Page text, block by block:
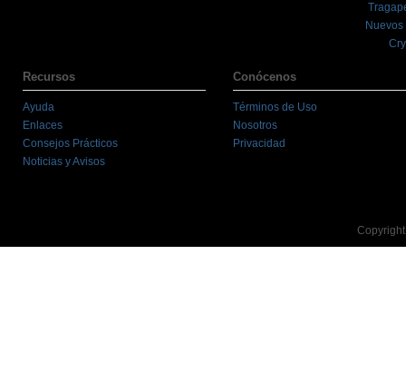
Recursos
Ayuda
Enlaces
Consejos Prácticos
Noticias y Avisos
Conócenos
Términos de Uso
Nosotros
Privacidad